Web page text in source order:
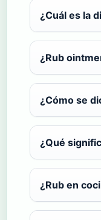
¿Cuál es la
¿Rub
¿Cómo se
¿Qué
¿Rub en